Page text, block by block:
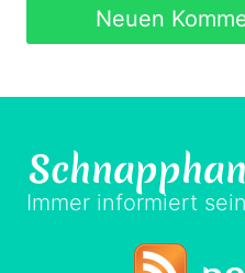
Neuen
Immer informiert